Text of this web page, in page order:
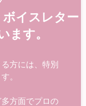
イスレター
ます。
方には、特別
。
方面でプロの